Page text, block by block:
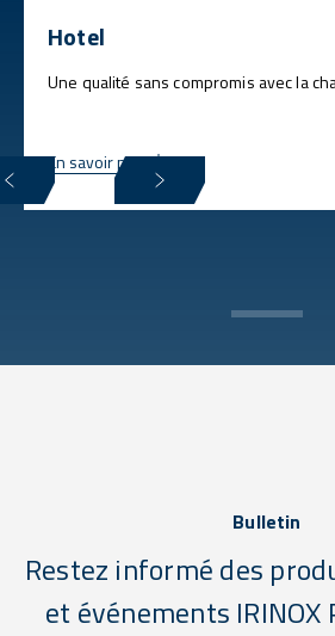
Hotel
Une qualité sans compromis avec la
En savoir plus
Bulletin
Restez informé des
et événements